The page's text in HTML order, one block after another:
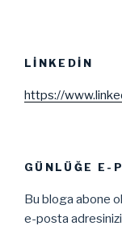
LINKEDIN
https://
GÜNLÜĞE E-
Bu bloga abone
e-posta